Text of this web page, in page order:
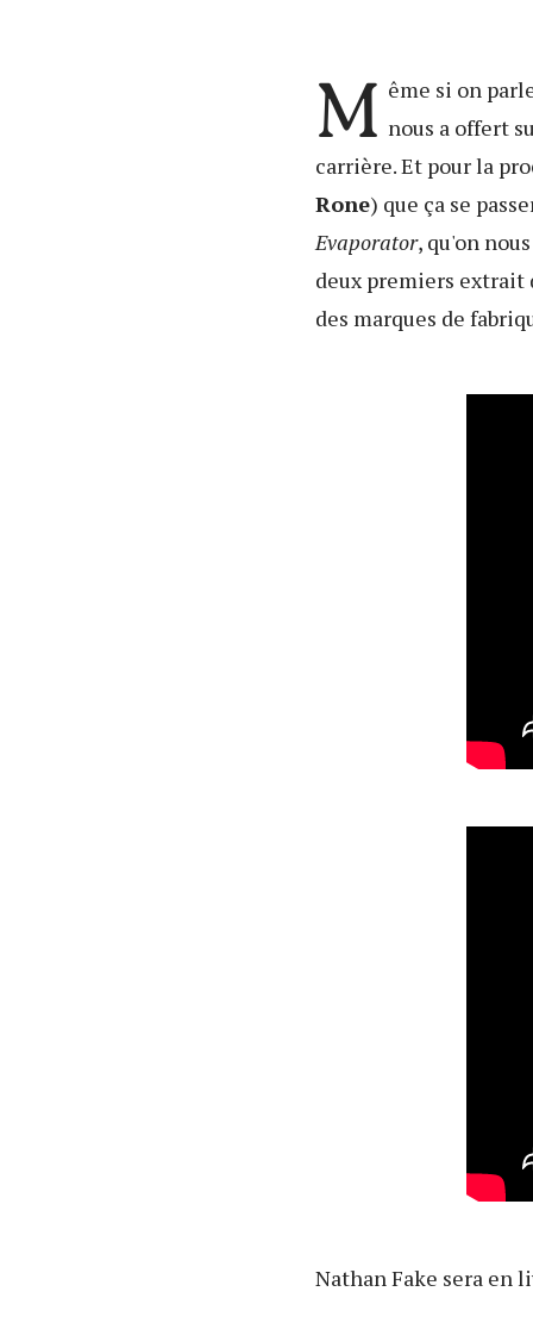
M ême si on
nous a offert
carrière. Et pour la
Rone) que ça se
Evaporator, qu'on
deux premiers extrait
des marques de
Nathan Fake sera en